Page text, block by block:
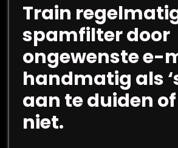
Train
spamfilter door
ongewenste e-
handmatig als
aan te duiden
niet.